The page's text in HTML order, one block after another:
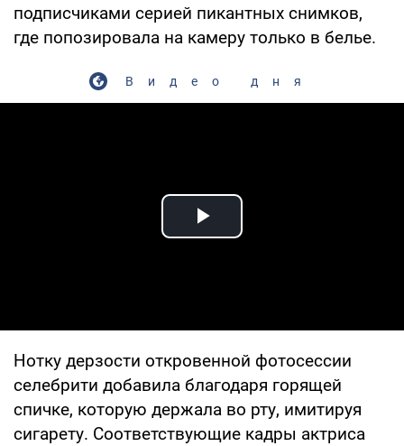
подписчиками серией пикантных снимков,
где попозировала на камеру только в белье.
Видео дня
Play Video
Нотку дерзости откровенной фотосессии
селебрити добавила благодаря горящей
спичке, которую держала во рту, имитируя
сигарету. Соответствующие кадры актриса